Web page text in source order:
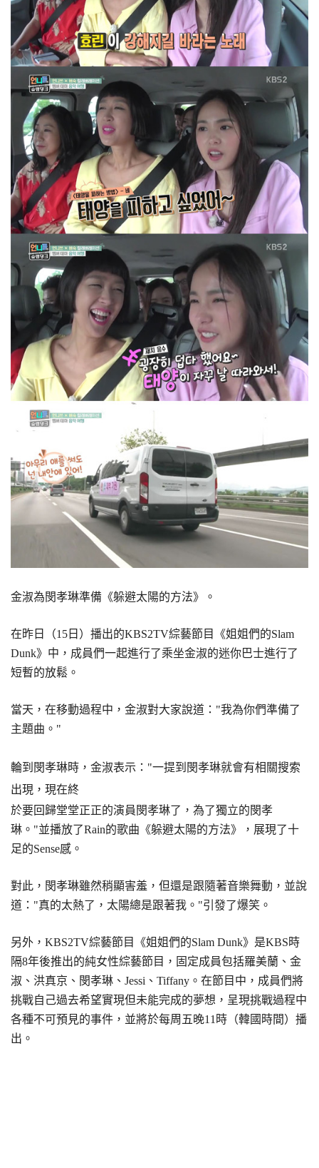
金淑為閔孝琳準備《躲避太陽的方法》。
在昨日（15日）播出的KBS2TV綜藝節目《姐姐們的Slam
Dunk》中，成員們一起進行了乘坐金淑的迷你巴士進行了
短暫的放鬆。
當天，在移動過程中，金淑對大家說道："我為你們準備了
主題曲。"
輪到閔孝琳時，金淑表示："一提到閔孝琳就會有相關搜索
出現，現在終
於要回歸堂堂正正的演員閔孝琳了，為了獨立的閔孝
琳。"並播放了Rain的歌曲《躲避太陽的方法》，展現了十
足的Sense感。
對此，閔孝琳雖然稍顯害羞，但還是跟隨著音樂舞動，並說
道："真的太熱了，太陽總是跟著我。"引發了爆笑。
另外，KBS2TV綜藝節目《姐姐們的Slam Dunk》是KBS時
隔8年後推出的純女性綜藝節目，固定成員包括羅美蘭、金
淑、洪真京、閔孝琳、Jessi、Tiffany。在節目中，成員們將
挑戰自己過去希望實現但未能完成的夢想，呈現挑戰過程中
各種不可預見的事件，並將於每周五晚11時（韓國時間）播
出。